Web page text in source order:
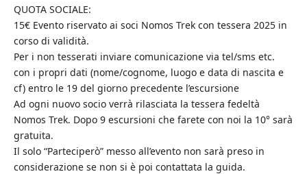
QUOTA SOCIALE:
15€ Evento riservato ai soci Nomos Trek con tessera 2025 in
corso di validità.
Per i non tesserati inviare comunicazione via tel/sms etc.
con i propri dati (nome/cognome, luogo e data di nascita e
cf) entro le 19 del giorno precedente l’escursione
Ad ogni nuovo socio verrà rilasciata la tessera fedeltà
Nomos Trek. Dopo 9 escursioni che farete con noi la 10° sarà
gratuita.
Il solo “Parteciperò” messo all’evento non sarà preso in
considerazione se non si è poi contattata la guida.